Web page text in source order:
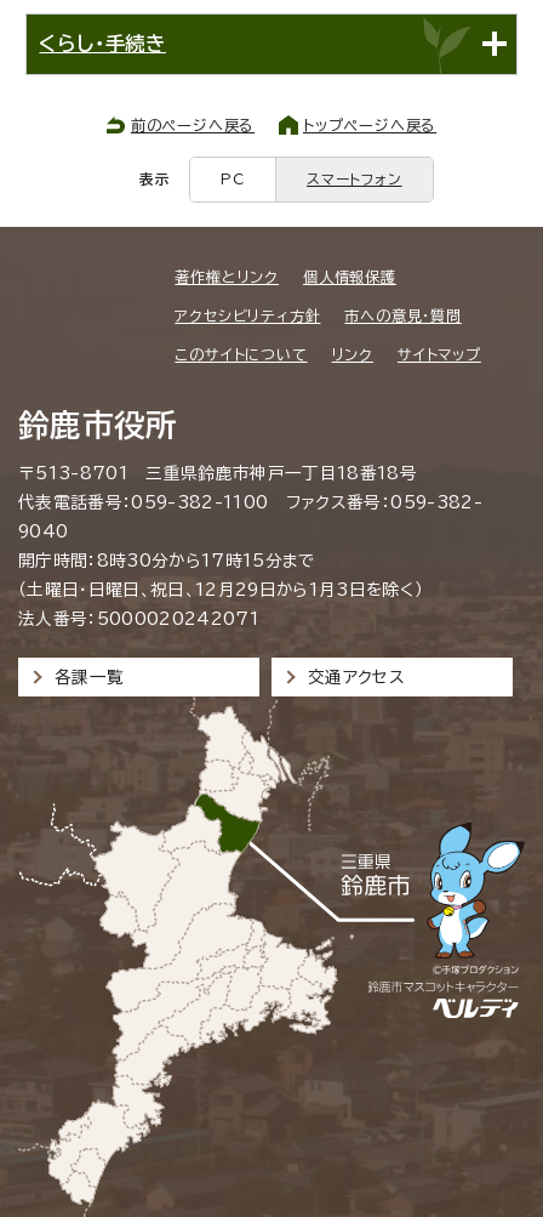
くらし・手続き
前のページへ戻る トップページへ戻る
表示 PC スマートフォン
著作権とリンク 個人情報保護
アクセシビリティ方針 市への意見・質問
このサイトについて リンク サイトマップ
鈴鹿市役所
〒513-8701 三重県鈴鹿市神戸一丁目18番18号
代表電話番号：059-382-1100 ファクス番号：059-382-
9040
開庁時間：8時30分から17時15分まで
（土曜日・日曜日、祝日、12月29日から1月3日を除く）
法人番号：5000020242071
各課一覧 交通アクセス